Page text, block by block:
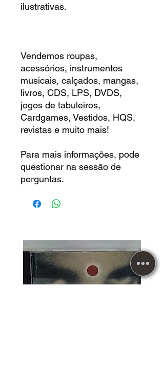
ilustrativas.
Vendemos roupas,
acessórios, instrumentos
musicais, calçados, mangas,
livros, CDS, LPS, DVDS,
jogos de tabuleiros,
Cardgames, Vestidos, HQS,
revistas e muito mais!
Para mais informações, pode
questionar na sessão de
perguntas.